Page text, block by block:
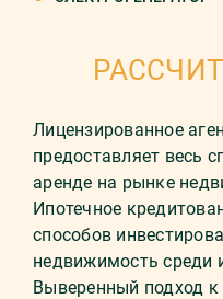
Лицензированное
предоставляет весь
аренде на рынке
Ипотечное
способов
недвижимость среди
Выверенный подход